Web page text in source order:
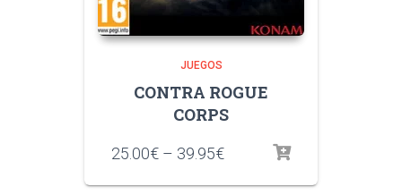
JUEGOS
CONTRA ROGUE
CORPS
25.00€ – 39.95€